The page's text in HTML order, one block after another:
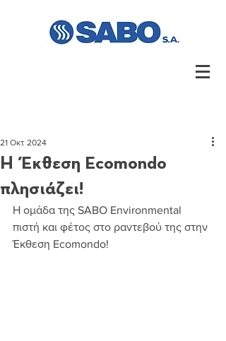
Η Έκθεση Ecomondo
πλησιάζει!
21 Οκτ 2024
Η ομάδα της SABO Environmental
πιστή και φέτος στο ραντεβού της στην
Έκθεση Ecomondo!